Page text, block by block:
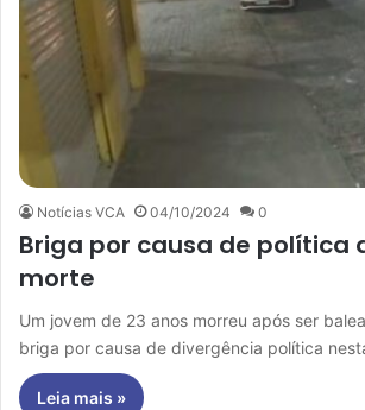
Notícias VCA 04/10/2024 0
Briga por causa de política
morte
Um jovem de 23 anos morreu após ser
briga por causa de divergência política
Leia mais »